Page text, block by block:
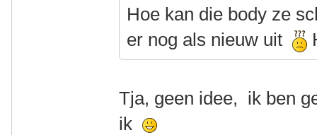
Hoe kan die body ze
er nog als nieuw uit
Tja, geen idee, ik ben
ik